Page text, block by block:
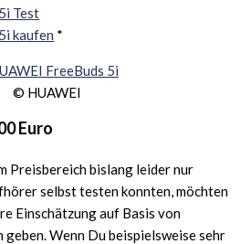
Test
kaufen *
© HUAWEI
Euro
Preisbereich bislang leider nur
selbst testen konnten, möchten
Einschätzung auf Basis von
Wenn Du beispielsweise sehr